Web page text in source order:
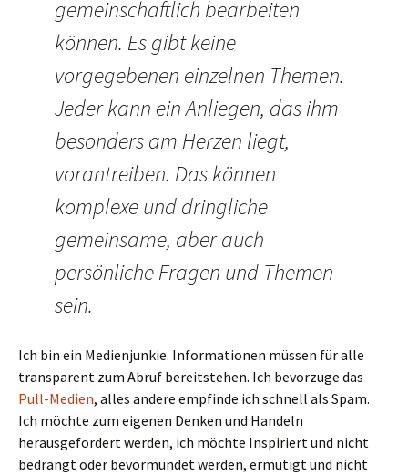
gemeinschaftlich bearbeiten
können. Es gibt keine
vorgegebenen einzelnen Themen.
Jeder kann ein Anliegen, das ihm
besonders am Herzen liegt,
vorantreiben. Das können
komplexe und dringliche
gemeinsame, aber auch
persönliche Fragen und Themen
sein.
Ich bin ein Medienjunkie. Informationen müssen für alle
transparent zum Abruf bereitstehen. Ich bevorzuge das
Pull-Medien, alles andere empfinde ich schnell als Spam.
Ich möchte zum eigenen Denken und Handeln
herausgefordert werden, ich möchte Inspiriert und nicht
bedrängt oder bevormundet werden, ermutigt und nicht